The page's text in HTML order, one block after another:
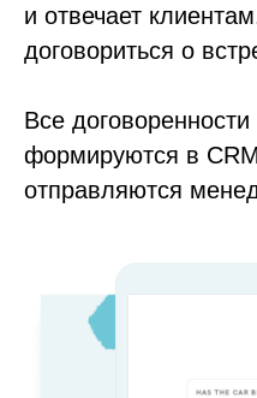
и отвечает
договориться о
Все
формируются в
отправляются